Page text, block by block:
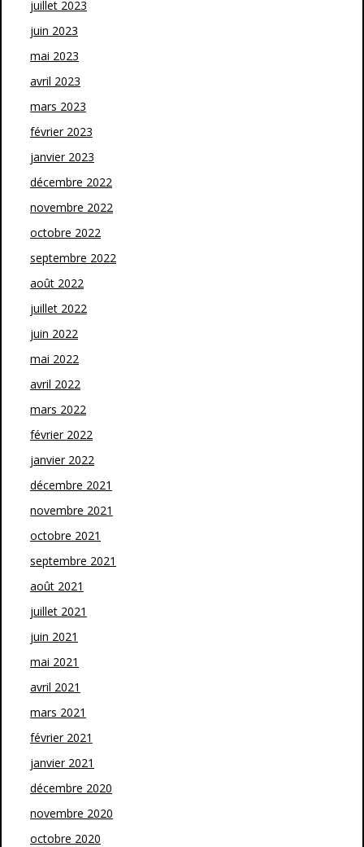
juillet 2023
juin 2023
mai 2023
avril 2023
mars 2023
février 2023
janvier 2023
décembre 2022
novembre 2022
octobre 2022
septembre 2022
août 2022
juillet 2022
juin 2022
mai 2022
avril 2022
mars 2022
février 2022
janvier 2022
décembre 2021
novembre 2021
octobre 2021
septembre 2021
août 2021
juillet 2021
juin 2021
mai 2021
avril 2021
mars 2021
février 2021
janvier 2021
décembre 2020
novembre 2020
octobre 2020